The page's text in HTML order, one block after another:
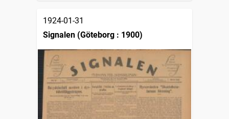
1924-01-31
Signalen (Göteborg : 1900)